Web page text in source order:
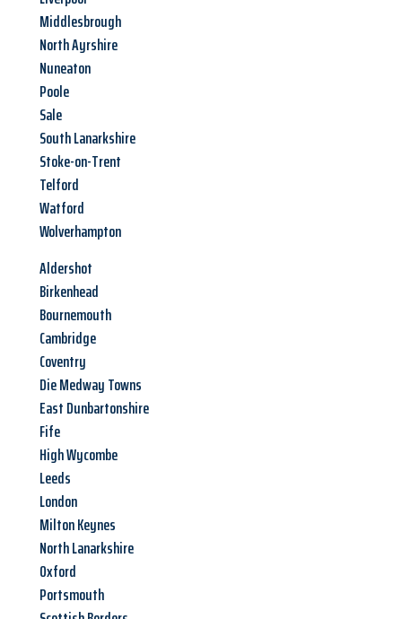
Middlesbrough
North Ayrshire
Nuneaton
Poole
Sale
South Lanarkshire
Stoke-on-Trent
Telford
Watford
Wolverhampton
Aldershot
Birkenhead
Bournemouth
Cambridge
Coventry
Die Medway Towns
East Dunbartonshire
Fife
High Wycombe
Leeds
London
Milton Keynes
North Lanarkshire
Oxford
Portsmouth